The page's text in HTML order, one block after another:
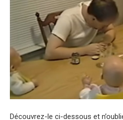
Découvrez-le ci-dessous et